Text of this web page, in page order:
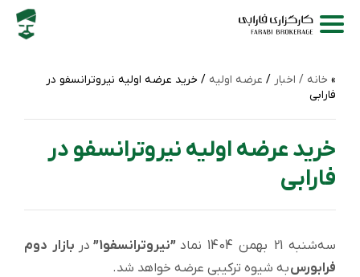
خانه / اخبار / عرضه اولیه / خرید عرضه اولیه نیروترانسفو در
فارابی
خرید عرضه اولیه نیروترانسفو در
فارابی
سه‌شنبه 21 بهمن 1404 نماد ”نیروترانسفو1” در بازار دوم
فرابورسبه شیوه ترکیبی عرضه خواهد شد.